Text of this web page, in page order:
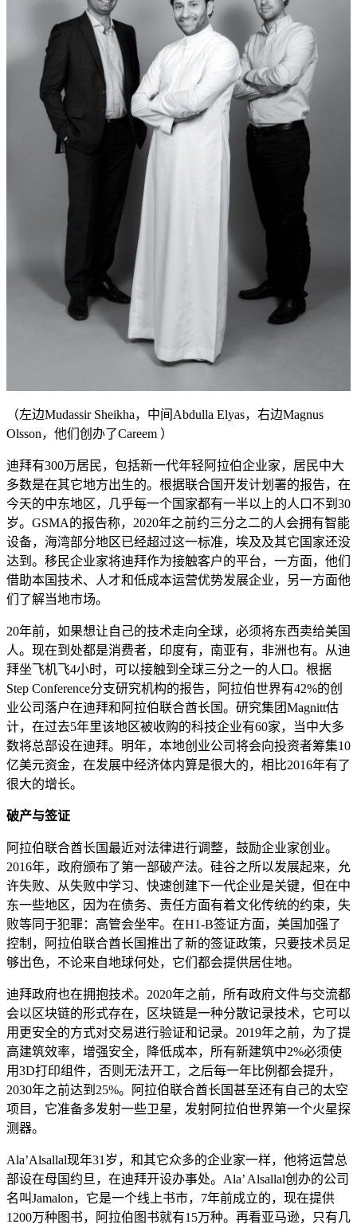
（左边Mudassir Sheikha，中间Abdulla Elyas，右边Magnus
Olsson，他们创办了Careem ）
迪拜有300万居民，包括新一代年轻阿拉伯企业家，居民中大
多数是在其它地方出生的。根据联合国开发计划署的报告，在
今天的中东地区，几乎每一个国家都有一半以上的人口不到30
岁。GSMA的报告称，2020年之前约三分之二的人会拥有智能
设备，海湾部分地区已经超过这一标准，埃及及其它国家还没
达到。移民企业家将迪拜作为接触客户的平台，一方面，他们
借助本国技术、人才和低成本运营优势发展企业，另一方面他
们了解当地市场。
20年前，如果想让自己的技术走向全球，必须将东西卖给美国
人。现在到处都是消费者，印度有，南亚有，非洲也有。从迪
拜坐飞机飞4小时，可以接触到全球三分之一的人口。根据
Step Conference分支研究机构的报告，阿拉伯世界有42%的创
业公司落户在迪拜和阿拉伯联合酋长国。研究集团Magnitt估
计，在过去5年里该地区被收购的科技企业有60家，当中大多
数将总部设在迪拜。明年，本地创业公司将会向投资者筹集10
亿美元资金，在发展中经济体内算是很大的，相比2016年有了
很大的增长。
破产与签证
阿拉伯联合酋长国最近对法律进行调整，鼓励企业家创业。
2016年，政府颁布了第一部破产法。硅谷之所以发展起来，允
许失败、从失败中学习、快速创建下一代企业是关键，但在中
东一些地区，因为在债务、责任方面有着文化传统的约束，失
败等同于犯罪：高管会坐牢。在H1-B签证方面，美国加强了
控制，阿拉伯联合酋长国推出了新的签证政策，只要技术员足
够出色，不论来自地球何处，它们都会提供居住地。
迪拜政府也在拥抱技术。2020年之前，所有政府文件与交流都
会以区块链的形式存在，区块链是一种分散记录技术，它可以
用更安全的方式对交易进行验证和记录。2019年之前，为了提
高建筑效率，增强安全，降低成本，所有新建筑中2%必须使
用3D打印组件，否则无法开工，之后每一年比例都会提升，
2030年之前达到25%。阿拉伯联合酋长国甚至还有自己的太空
项目，它准备多发射一些卫星，发射阿拉伯世界第一个火星探
测器。
Ala’Alsallal现年31岁，和其它众多的企业家一样，他将运营总
部设在母国约旦，在迪拜开设办事处。Ala’ Alsallal创办的公司
名叫Jamalon，它是一个线上书市，7年前成立的，现在提供
1200万种图书，阿拉伯图书就有15万种。再看亚马逊，只有几